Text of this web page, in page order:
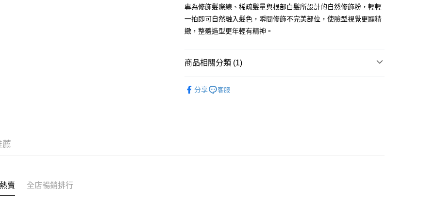
BoC Pay
順豐自助櫃 - 確認發貨後1-3個工作天送達
專為修飾髮際線、稀疏髮量與根部白髮所設計的自然修飾粉，輕輕
一拍即可自然融入髮色，瞬間修飾不完美部位，使臉型視覺更顯精
緻，整體造型更年輕有精神。
商品相關分類 (1)
分享
客服
薦
賣 全店暢銷排行